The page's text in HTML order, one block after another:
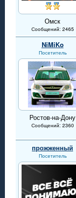
Омск
Сообщений: 2465
NiMiKo
Посетитель
Ростов-на-Дону
Сообщений: 2360
прожженный
Посетитель